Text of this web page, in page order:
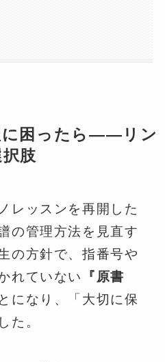
に困ったら——リン
肢
レッスンを再開した
の管理方法を見直す
の方針で、指番号や
れていない
『原書
になり、「大切に保
た。